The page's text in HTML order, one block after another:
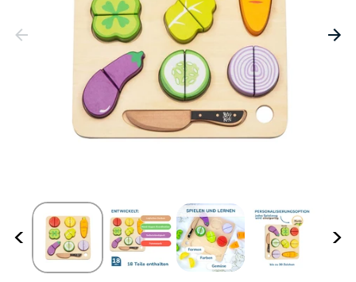
< >